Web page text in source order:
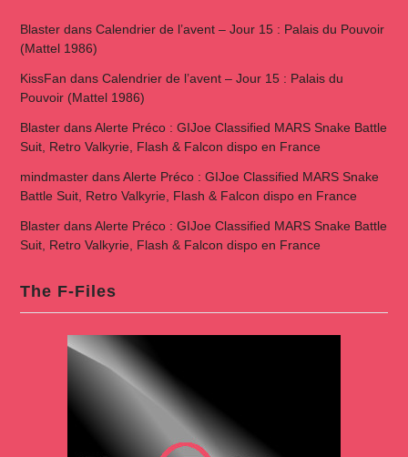
Blasterdans Calendrier de l’avent – Jour 15 : Palais du Pouvoir
(Mattel 1986)
KissFan dans Calendrier de l’avent – Jour 15 : Palais du
Pouvoir (Mattel 1986)
BlasterdansAlerte Préco : GIJoe Classified MARS Snake Battle
Suit, Retro Valkyrie, Flash & Falcon dispo en France
mindmasterdansAlerte Préco : GIJoe Classified MARS Snake
Battle Suit, Retro Valkyrie, Flash & Falcon dispo en France
BlasterdansAlerte Préco : GIJoe Classified MARS Snake Battle
Suit, Retro Valkyrie, Flash & Falcon dispo en France
The F-Files